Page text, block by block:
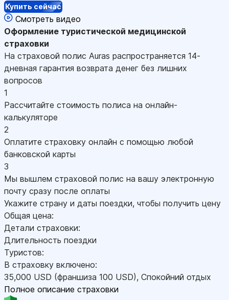
Купить сейчас
Смотреть видео
Оформление туристической медицинской
страховки
На страховой полис Auras распространяется 14-
дневная гарантия возврата денег без лишних
вопросов
1
Рассчитайте стоимость полиса на онлайн-
калькуляторе
2
Оплатите страховку онлайн с помощью любой
банковской карты
3
Мы вышлем страховой полис на вашу электронную
почту сразу после оплаты
Укажите страну и даты поездки, чтобы получить цену
Общая цена:
Детали страховки:
Длительность поездки
Туристов:
В страховку включено:
35,000 USD (франшиза 100 USD), Спокойний отдых
Полное описание страховки